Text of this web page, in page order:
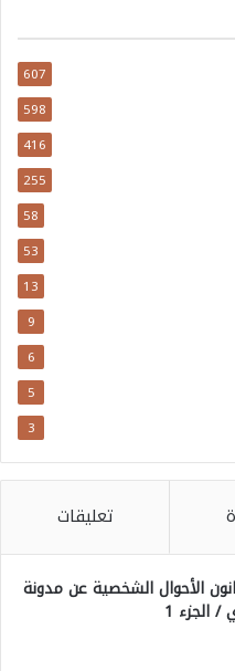
607
598
416
255
58
53
13
9
6
5
3
تعليقات
الأحوال الشخصية عن مدونة
الجزء 1